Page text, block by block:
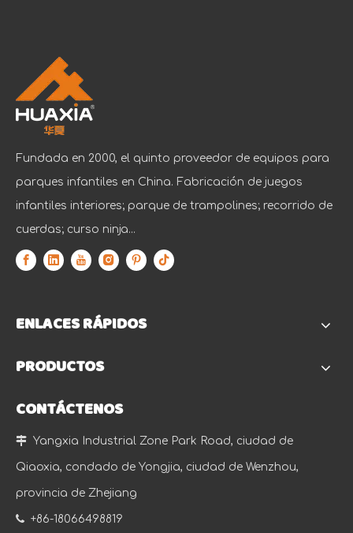
Fundada en 2000, el quinto proveedor de equipos para
parques infantiles en China. Fabricación de juegos
infantiles interiores; parque de trampolines; recorrido de
cuerdas; curso ninja...
ENLACES RÁPIDOS
PRODUCTOS
CONTÁCTENOS
 Yangxia Industrial Zone Park Road, ciudad de
Qiaoxia, condado de Yongjia, ciudad de Wenzhou,
provincia de Zhejiang
 +86-18066498819